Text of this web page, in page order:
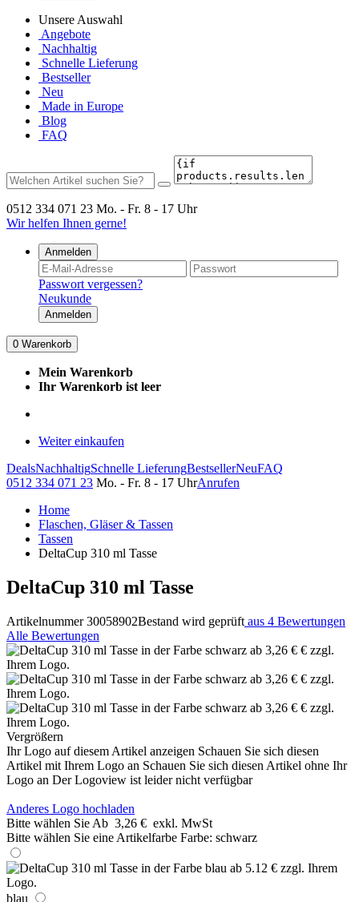
Unsere Auswahl
Angebote
Nachhaltig
Schnelle Lieferung
Bestseller
Neu
Made in Europe
Blog
FAQ
0512 334 071 23 Mo. - Fr. 8 - 17 Uhr
Wir helfen Ihnen gerne!
Anmelden
Passwort vergessen?
Neukunde
Anmelden
0 Warenkorb
Mein Warenkorb
Ihr Warenkorb ist leer
Weiter einkaufen
DealsNachhaltigSchnelle LieferungBestsellerNeuFAQ
0512 334 071 23 Mo. - Fr. 8 - 17 UhrAnrufen
Home
Flaschen, Gläser & Tassen
Tassen
DeltaCup 310 ml Tasse
DeltaCup 310 ml Tasse
Artikelnummer 30058902Bestand wird geprüft aus 4 Bewertungen
Alle Bewertungen
Vergrößern
Ihr Logo auf diesem Artikel anzeigen Schauen Sie sich diesen
Artikel mit Ihrem Logo an Schauen Sie sich diesen Artikel ohne Ihr
Logo an Der Logoview ist leider nicht verfügbar
Anderes Logo hochladen
Bitte wählen Sie Ab 3,26 € exkl. MwSt
Bitte wählen Sie eine Artikelfarbe Farbe: schwarz
blau